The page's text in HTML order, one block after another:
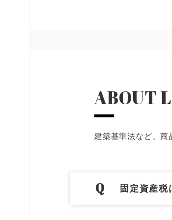
ABOUT
建築基準法など、商
固定資産税